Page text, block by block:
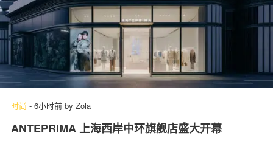
时尚 - 6小时前 by Zola
ANTEPRIMA 上海西岸中环旗舰店盛大开幕